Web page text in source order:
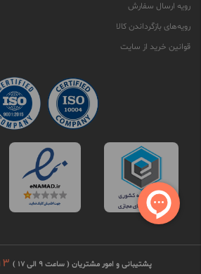
رویه ارسال سفارش
رویه‌های بازگرداندن کالا
قوانین خرید از سایت
پشتیبانی و امور مشتریان ( ساعت 9 الی 17 )